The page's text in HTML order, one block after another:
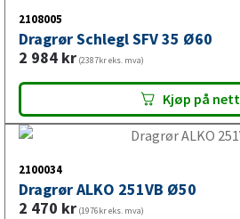
2108005
Dragrør Schlegl SFV 35 Ø60
2 984 kr (2387kr eks. mva)
Kjøp på nett
2100034
Dragrør ALKO 251VB Ø50
2 470 kr (1976kr eks. mva)